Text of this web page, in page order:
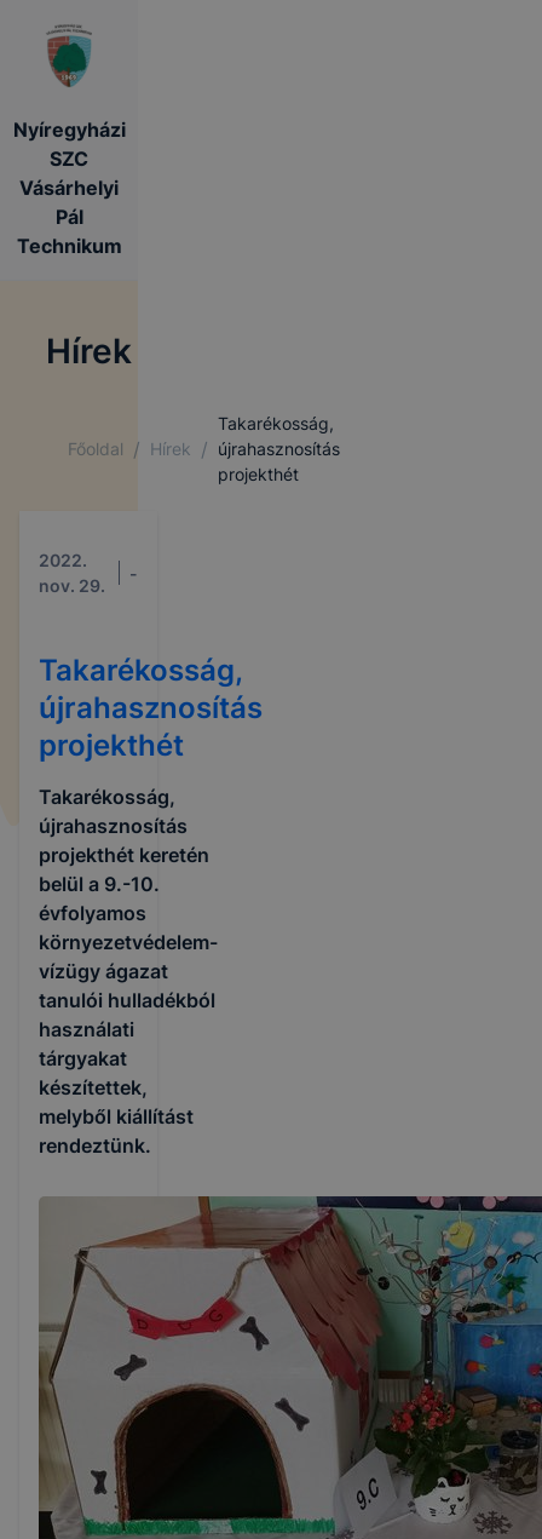
Nyíregyházi
SZC
Vásárhelyi
Pál
Technikum
Hírek
Főoldal / Hírek /
Takarékosság,
újrahasznosítás
projekthét
2022.
nov. 29.
-
Takarékosság,
újrahasznosítás
projekthét
Takarékosság,
újrahasznosítás
projekthét keretén
belül a 9.-10.
évfolyamos
környezetvédelem-
vízügy ágazat
tanulói hulladékból
használati
tárgyakat
készítettek,
melyből kiállítást
rendeztünk.